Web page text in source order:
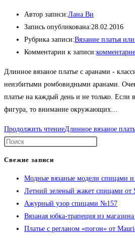
Автор записи:Лана Ви
Запись опубликована:28.02.2016
Рубрика записи:Вязание платья
Комментарии к записи:
Длинное вязаное платье с аранами -
неизбитыми ромбовидными аранами.
платье на каждый день и не только. Если
фигура, то внимание окружающих…
Продолжить чтениеДлинное вязаное
Свежие записи
Модные вязаные модели спицами
Летний зеленый жакет спицами от
Ажурный узор спицами №157
Вязаная юбка-трапеция из
Платье с регланом «погон» от